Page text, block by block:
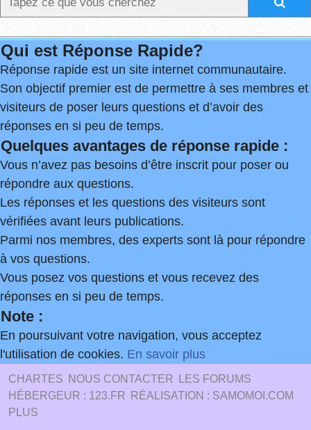
Qui est Réponse Rapide?
Réponse rapide est un site internet communautaire.
Son objectif premier est de permettre à ses membres et
visiteurs de poser leurs questions et d’avoir des
réponses en si peu de temps.
Quelques avantages de réponse rapide :
Vous n’avez pas besoins d’être inscrit pour poser ou
répondre aux questions.
Les réponses et les questions des visiteurs sont
vérifiées avant leurs publications.
Parmi nos membres, des experts sont là pour répondre
à vos questions.
Vous posez vos questions et vous recevez des
réponses en si peu de temps.
Note :
En poursuivant votre navigation, vous acceptez
l'utilisation de cookies. En savoir plus
CHARTES NOUS CONTACTER
LES FORUMS
HÉBERGEUR : 123.FR
RÉALISATION : SAMOMOI.COM
PLUS